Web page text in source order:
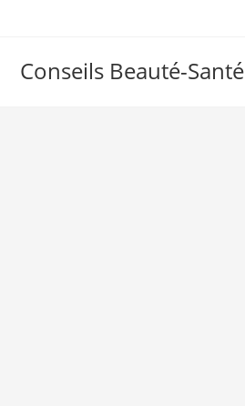
Conseils Beauté-Santé